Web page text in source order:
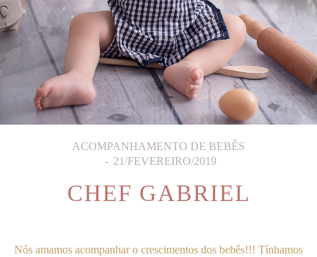
ACOMPANHAMENTO DE BEBÊS
21/FEVEREIRO/2019
CHEF GABRIEL
Nós amamos acompanhar o crescimentos dos bebês!!! Tínhamos